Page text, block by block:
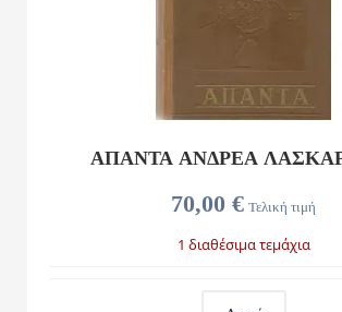
70,00 € Τελική τιμή
ΑΠΑΝΤΑ ΑΝΔΡΕΑ
1 διαθέσιμα τεμάχια